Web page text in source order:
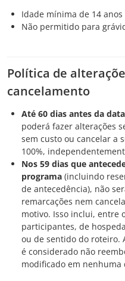
Idade mínima de 14
Não permitido para
Política de
cancelamento
Até 60 dias antes da
poderá fazer alterações
sem custo ou cancelar a
100%,
Nos 59 dias que
programa (incluindo
de antecedência), não
remarcações nem
motivo. Isso inclui, entre
participantes, de
ou de sentido do roteiro.
é considerado não
modificado em nenhuma